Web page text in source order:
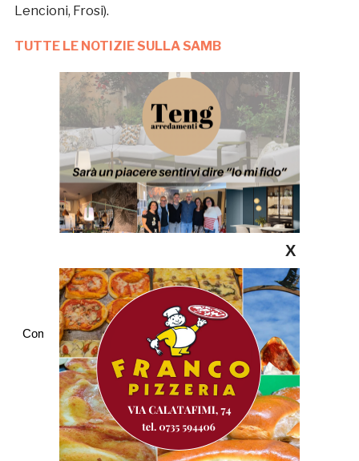
Lencioni, Frosi).
TUTTE LE NOTIZIE SULLA SAMB
Commenti
X